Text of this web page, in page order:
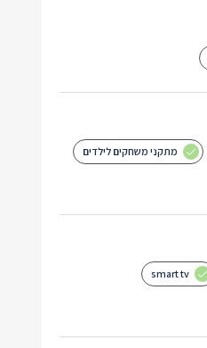
מתקני משחקים לילדים
smart tv